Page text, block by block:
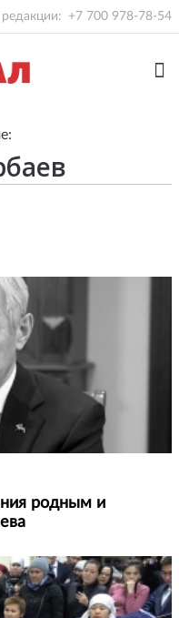
редакции: +7 700 978-78-54
родным и